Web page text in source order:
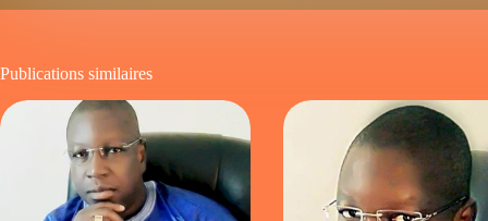
Publications similaires